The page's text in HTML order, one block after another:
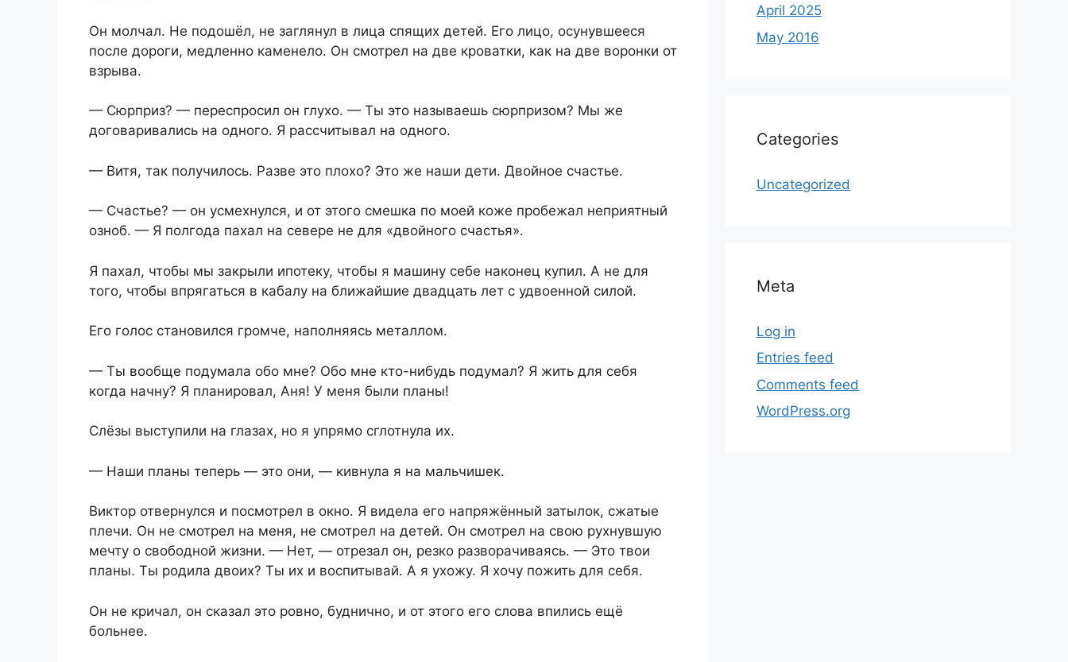
Он молчал. Не подошёл, не заглянул в лица спящих детей. Его лицо, осунувшееся
после дороги, медленно каменело. Он смотрел на две кроватки, как на две воронки от
взрыва.
— Сюрприз? — переспросил он глухо. — Ты это называешь сюрпризом? Мы же
договаривались на одного. Я рассчитывал на одного.
— Витя, так получилось. Разве это плохо? Это же наши дети. Двойное счастье.
— Счастье? — он усмехнулся, и от этого смешка по моей коже пробежал неприятный
озноб. — Я полгода пахал на севере не для «двойного счастья».
Я пахал, чтобы мы закрыли ипотеку, чтобы я машину себе наконец купил. А не для
того, чтобы впрягаться в кабалу на ближайшие двадцать лет с удвоенной силой.
Его голос становился громче, наполняясь металлом.
— Ты вообще подумала обо мне? Обо мне кто-нибудь подумал? Я жить для себя
когда начну? Я планировал, Аня! У меня были планы!
Слёзы выступили на глазах, но я упрямо сглотнула их.
— Наши планы теперь — это они, — кивнула я на мальчишек.
Виктор отвернулся и посмотрел в окно. Я видела его напряжённый затылок, сжатые
плечи. Он не смотрел на меня, не смотрел на детей. Он смотрел на свою рухнувшую
мечту о свободной жизни. — Нет, — отрезал он, резко разворачиваясь. — Это твои
планы. Ты родила двоих? Ты их и воспитывай. А я ухожу. Я хочу пожить для себя.
Он не кричал, он сказал это ровно, буднично, и от этого его слова впились ещё
больнее.
April 2025
May 2016
Categories
Uncategorized
Meta
Log in
Entries feed
Comments feed
WordPress.org